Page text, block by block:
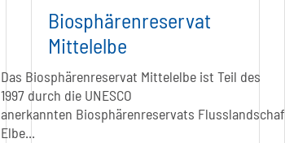
Biosphärenreservat
Mittelelbe
Das Biosphärenreservat Mittelelbe ist Teil des
1997 durch die UNESCO
anerkannten Biosphärenreservats Flusslandschaft
Elbe...